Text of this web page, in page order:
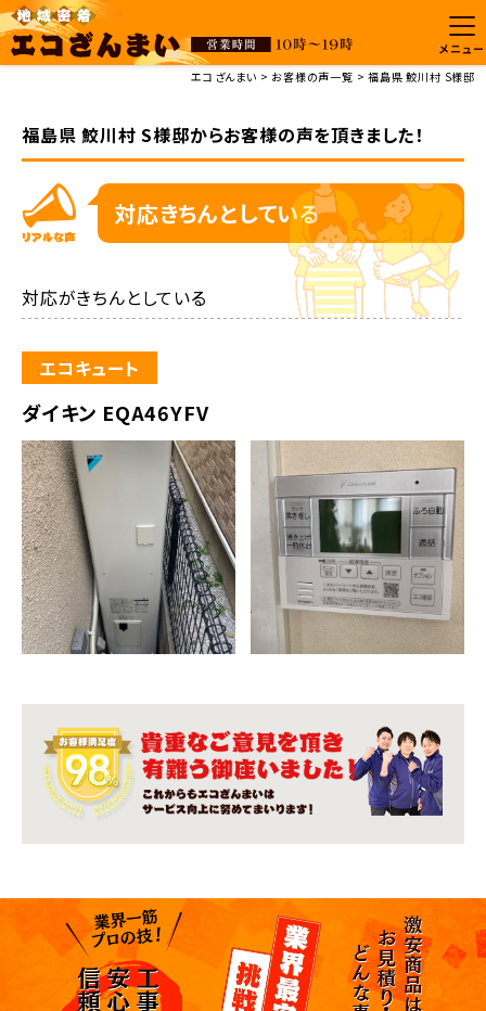
メニュー
エコざんまい
お客様の声一覧 福島県 鮫川村 S様邸
福島県 鮫川村 S様邸からお客様の声を頂きました！
対応きちんとしている
対応がきちんとしている
エコキュート
ダイキン EQA46YFV